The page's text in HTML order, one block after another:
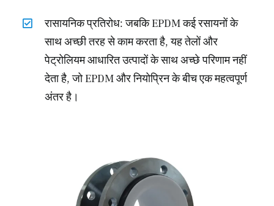
रासायनिक प्रतिरोध: जबकि EPDM कई रसायनों के
साथ अच्छी तरह से काम करता है, यह तेलों और
पेट्रोलियम आधारित उत्पादों के साथ अच्छे परिणाम नहीं
देता है, जो EPDM और नियोप्रिन के बीच एक महत्वपूर्ण
अंतर है।